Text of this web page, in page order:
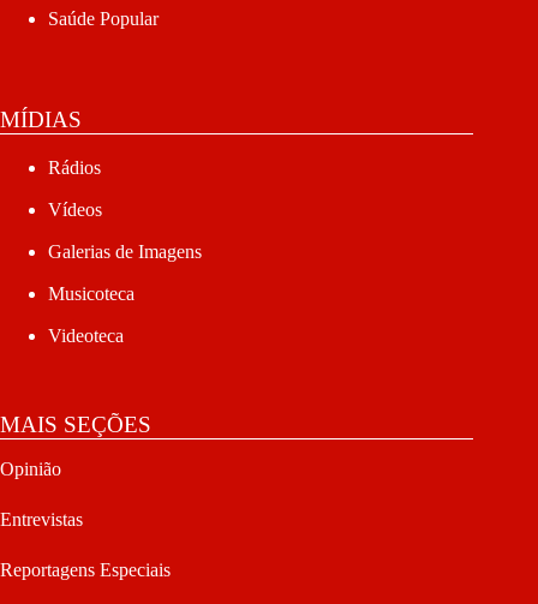
Saúde Popular
MÍDIAS
Rádios
Vídeos
Galerias de Imagens
Musicoteca
Videoteca
MAIS SEÇÕES
Opinião
Entrevistas
Reportagens Especiais